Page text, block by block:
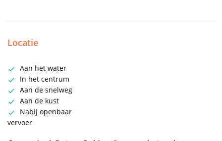
Locatie
Aan het water
In het centrum
Aan de snelweg
Aan de kust
Nabij openbaar
vervoer